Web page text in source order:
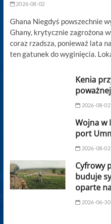
2026-08-02
Ghana Niegdyś powszechnie
Ghany, krytycznie zagrożona
coraz rzadsza, ponieważ lata
ten gatunek do wyginięcia.
Kenia
2026-08-02
Wojna w
port
2026-08-02
Cyfrowy
buduje
oparte
2026-06-30